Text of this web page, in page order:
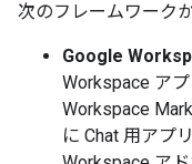
次のフレームワーク
Google
Workspace ア
Workspace
に Chat 用アプ